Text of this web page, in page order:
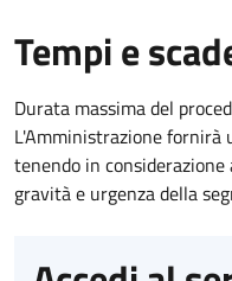
Tempi e
Durata massima del
L'Amministrazione fornirà
tenendo in
gravità e urgenza della